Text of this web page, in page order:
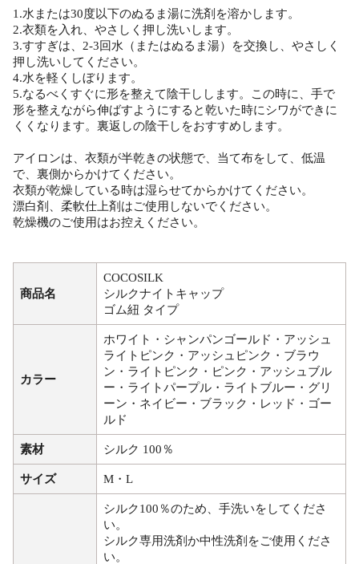
1.水または30度以下のぬるま湯に洗剤を溶かします。
2.衣類を入れ、やさしく押し洗いします。
3.すすぎは、2-3回水（またはぬるま湯）を交換し、やさしく
押し洗いしてください。
4.水を軽くしぼります。
5.なるべくすぐに形を整えて陰干しします。この時に、手で
形を整えながら伸ばすようにすると乾いた時にシワができに
くくなります。裏返しの陰干しをおすすめします。
アイロンは、衣類が半乾きの状態で、当て布をして、低温
で、裏側からかけてください。
衣類が乾燥している時は湿らせてからかけてください。
漂白剤、柔軟仕上剤はご使用しないでください。
乾燥機のご使用はお控えください。
商品名
COCOSILK
シルクナイトキャップ
ゴム紐 タイプ
カラー
ホワイト・シャンパンゴールド・アッシュ
ライトピンク・アッシュピンク・ブラウ
ン・ライトピンク・ピンク・アッシュブル
ー・ライトパープル・ライトブルー・グリ
ーン・ネイビー・ブラック・レッド・ゴー
ルド
素材 シルク 100％
サイズ M・L
シルク100％のため、手洗いをしてくださ
い。
シルク専用洗剤か中性洗剤をご使用くださ
い。